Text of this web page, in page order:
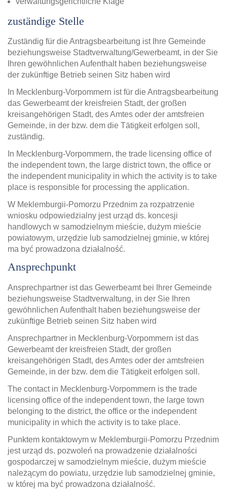
zuständige Stelle
Zuständig für die Antragsbearbeitung ist Ihre Gemeinde
beziehungsweise Stadtverwaltung/Gewerbeamt, in der Sie
Ihren gewöhnlichen Aufenthalt haben beziehungsweise
der zukünftige Betrieb seinen Sitz haben wird
In Mecklenburg-Vorpommern ist für die Antragsbearbeitung
das Gewerbeamt der kreisfreien Stadt, der großen
kreisangehörigen Stadt, des Amtes oder der amtsfreien
Gemeinde, in der bzw. dem die Tätigkeit erfolgen soll,
zuständig.
In Mecklenburg-Vorpommern, the trade licensing office of
the independent town, the large district town, the office or
the independent municipality in which the activity is to take
place is responsible for processing the application.
W Meklemburgii-Pomorzu Przednim za rozpatrzenie
wniosku odpowiedzialny jest urząd ds. koncesji
handlowych w samodzielnym mieście, dużym mieście
powiatowym, urzędzie lub samodzielnej gminie, w której
ma być prowadzona działalność.
Ansprechpunkt
Ansprechpartner ist das Gewerbeamt bei Ihrer Gemeinde
beziehungsweise Stadtverwaltung, in der Sie Ihren
gewöhnlichen Aufenthalt haben beziehungsweise der
zukünftige Betrieb seinen Sitz haben wird
Ansprechpartner in Mecklenburg-Vorpommern ist das
Gewerbeamt der kreisfreien Stadt, der großen
kreisangehörigen Stadt, des Amtes oder der amtsfreien
Gemeinde, in der bzw. dem die Tätigkeit erfolgen soll.
The contact in Mecklenburg-Vorpommern is the trade
licensing office of the independent town, the large town
belonging to the district, the office or the independent
municipality in which the activity is to take place.
Punktem kontaktowym w Meklemburgii-Pomorzu Przednim
jest urząd ds. pozwoleń na prowadzenie działalności
gospodarczej w samodzielnym mieście, dużym mieście
należącym do powiatu, urzędzie lub samodzielnej gminie,
w której ma być prowadzona działalność.